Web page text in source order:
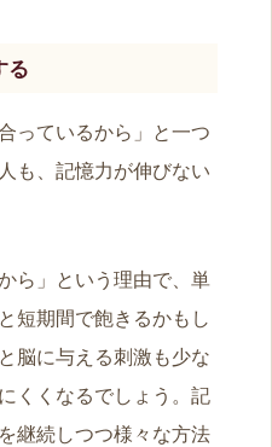
る
っているから」と一つ
も、記憶力が伸びない
ら」という理由で、単
短期間で飽きるかもし
脳に与える刺激も少な
くくなるでしょう。記
継続しつつ様々な方法